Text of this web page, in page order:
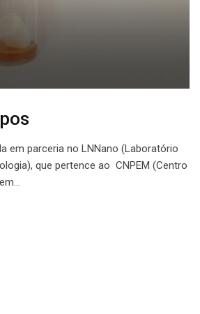
em parceria no LNNano (Laboratório
que pertence ao CNPEM (Centro